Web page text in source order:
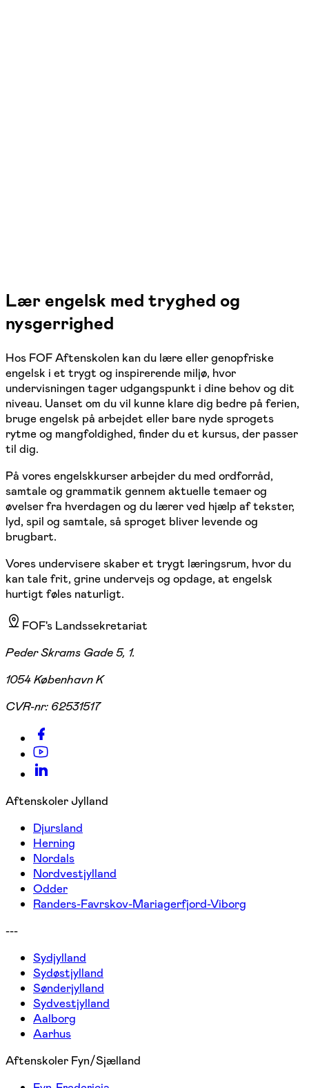
Lær engelsk med tryghed og
nysgerrighed
Hos FOF Aftenskolen kan du lære eller genopfriske
engelsk i et trygt og inspirerende miljø, hvor
undervisningen tager udgangspunkt i dine behov og dit
niveau. Uanset om du vil kunne klare dig bedre på ferien,
bruge engelsk på arbejdet eller bare nyde sprogets
rytme og mangfoldighed, finder du et kursus, der passer
til dig.
På vores engelskkurser arbejder du med ordforråd,
samtale og grammatik gennem aktuelle temaer og
øvelser fra hverdagen og du lærer ved hjælp af tekster,
lyd, spil og samtale, så sproget bliver levende og
brugbart.
Vores undervisere skaber et trygt læringsrum, hvor du
kan tale frit, grine undervejs og opdage, at engelsk
hurtigt føles naturligt.
FOF's Landssekretariat
Peder Skrams Gade 5, 1.
1054 København K
CVR-nr: 62531517
Aftenskoler Jylland
Djursland
Herning
Nordals
Nordvestjylland
Odder
Randers-Favrskov-Mariagerfjord-Viborg
---
Sydjylland
Sydøstjylland
Sønderjylland
Sydvestjylland
Aalborg
Aarhus
Aftenskoler Fyn/Sjælland